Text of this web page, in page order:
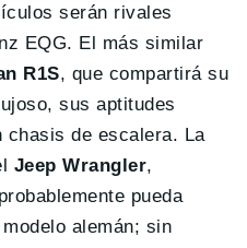
serán rivales
EQG. El más similar
R1S, que compartirá su
sus aptitudes
chasis de escalera. La
Jeep Wrangler,
pueda
alemán; sin